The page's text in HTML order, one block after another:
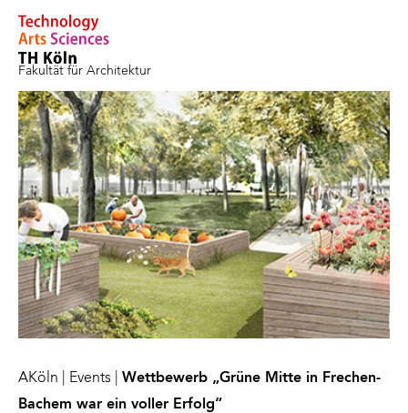
Fakultät für Architektur
AKöln Events
Wettbewerb „Grüne Mitte in Frechen-
Bachem war ein voller Erfolg“